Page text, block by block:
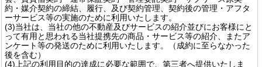
約・媒介契約の締結、履行、及び契約管理、契約後の管理・アフタ
ーサービス等の実施のために利用いたします。
(3)当社は、当社の他の不動産及びサービスの紹介並びにお客様にと
って有用と思われる当社提携先の商品・サービス等の紹介、またア
ンケート等の発送のために利用いたします。（成約に至らなかった
後を含む）
(4)上記の利用目的の達成に必要な範囲で、第三者へ提供いたしま